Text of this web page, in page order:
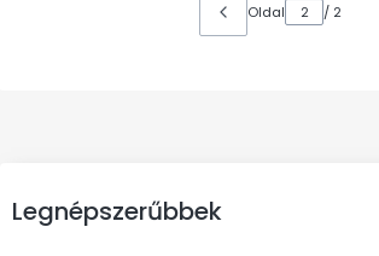
Oldal / 2
Legnépszerűbbek